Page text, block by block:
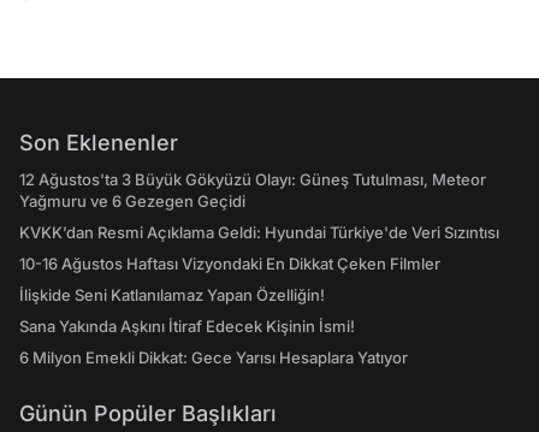
Son Eklenenler
12 Ağustos'ta 3 Büyük Gökyüzü Olayı: Güneş Tutulması, Meteor
Yağmuru ve 6 Gezegen Geçidi
KVKK’dan Resmi Açıklama Geldi: Hyundai Türkiye'de Veri Sızıntısı
10-16 Ağustos Haftası Vizyondaki En Dikkat Çeken Filmler
İlişkide Seni Katlanılamaz Yapan Özelliğin!
Sana Yakında Aşkını İtiraf Edecek Kişinin İsmi!
6 Milyon Emekli Dikkat: Gece Yarısı Hesaplara Yatıyor
Günün Popüler Başlıkları